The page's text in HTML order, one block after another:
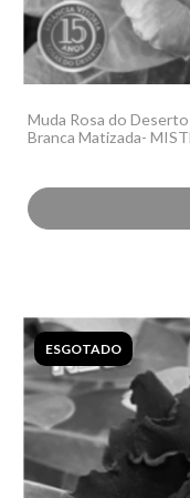
Muda Rosa do
Branca Matizada-
ESGOTADO